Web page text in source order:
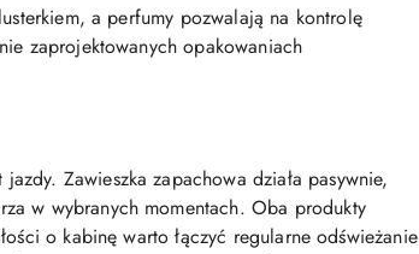
a perfumy pozwalają na kontrolę
zaprojektowanych opakowaniach
Zawieszka zapachowa działa pasywnie,
w wybranych momentach. Oba produkty
o kabinę warto łączyć regularne odświeżanie